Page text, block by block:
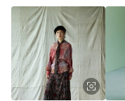
回饋。 5. 點數回饋會扣除
實際回饋請依LINE購物通
ETMall站內之折扣優惠(包
券等)，不具點數回饋資格
顯示為準。 7. LINE購物設
殊活動時開放「回饋無上限
計算，並依訂單成立時間當